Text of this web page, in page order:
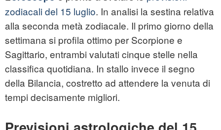
zodiacali del 15 luglio. In analisi la sestina relativa
alla seconda metà zodiacale. Il primo giorno della
settimana si profila ottimo per Scorpione e
Sagittario, entrambi valutati cinque stelle nella
classifica quotidiana. In stallo invece il segno
della Bilancia, costretto ad attendere la venuta di
tempi decisamente migliori.